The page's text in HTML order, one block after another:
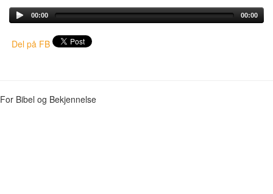
00:00 00:00
Del på FB
For Bibel og Bekjennelse